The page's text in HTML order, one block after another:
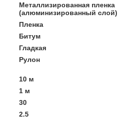
Металлизированная пленка
(алюминизированный слой)
Пленка
Битум
Гладкая
Рулон
10 м
1 м
30
2.5